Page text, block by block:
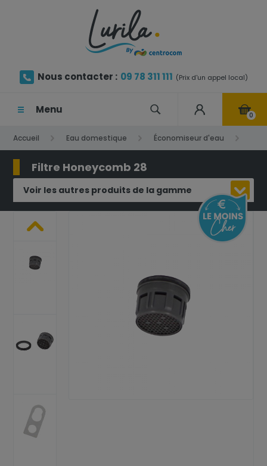
Nous contacter : 09 78 311 111 (Prix d'un appel local)
Menu 0
Accueil Eau domestique Économiseur d'eau
Filtre Honeycomb 28
Filtre Honeycomb 28
Voir les autres produits de la gamme